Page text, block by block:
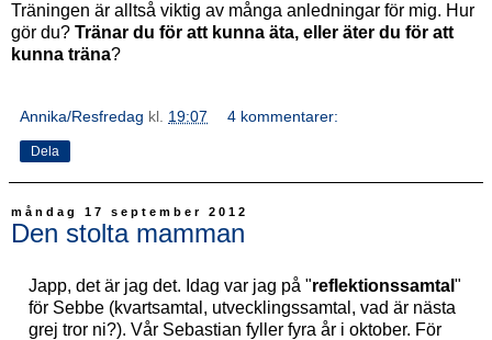
Träningen är alltså viktig av många anledningar för mig. Hur
gör du? Tränar du för att kunna äta, eller äter du för att
kunna träna?
Annika/Resfredag kl. 19:07 4 kommentarer:
Dela
måndag 17 september 2012
Den stolta mamman
Japp, det är jag det. Idag var jag på "reflektionssamtal "
för Sebbe (kvartsamtal, utvecklingssamtal, vad är nästa
grej tror ni?). Vår Sebastian fyller fyra år i oktober. För